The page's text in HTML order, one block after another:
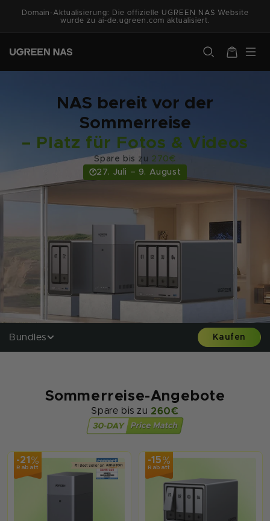
zum
Domain-Aktualisierung: Die offizielle UGREEN NAS Website
wurde zu ai-de.ugreen.com aktualisiert.
Warenkorb
NAS bereit vor der
Sommerreise
– Platz für Fotos & Videos
Spare bis zu 270€
🕐27. Juli – 9. August
Bundles Kaufen
Sommerreise-Angebote
Spare bis zu 260€
-21 %
Rabatt
-15%
Rabatt